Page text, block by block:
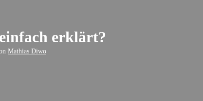
erklärt?
Mathias Diwo